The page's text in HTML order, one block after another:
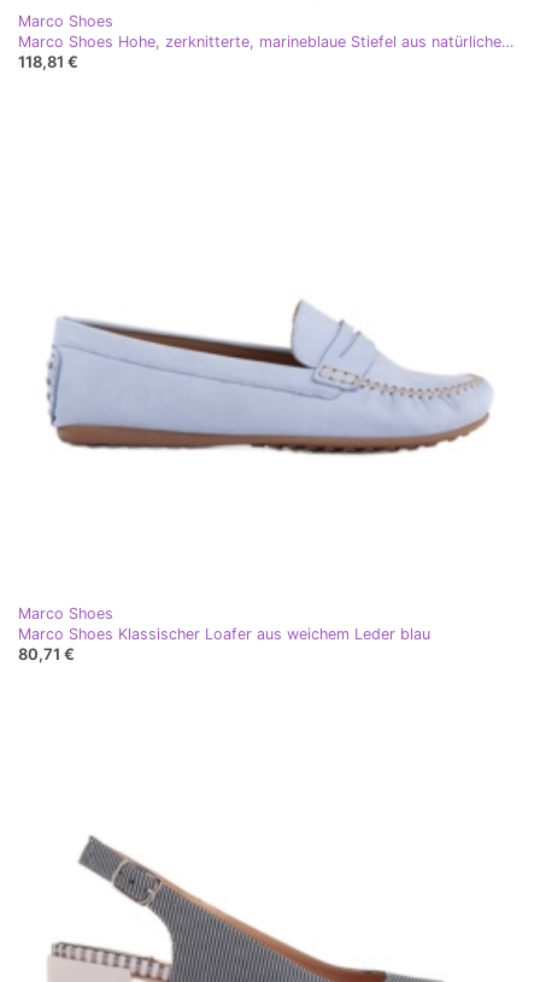
Marco Shoes
Marco Shoes Hohe, zerknitterte, marineblaue Stiefel aus natürlichem Wildleder
118,81 €
Marco Shoes
Marco Shoes Klassischer Loafer aus weichem Leder blau
80,71 €